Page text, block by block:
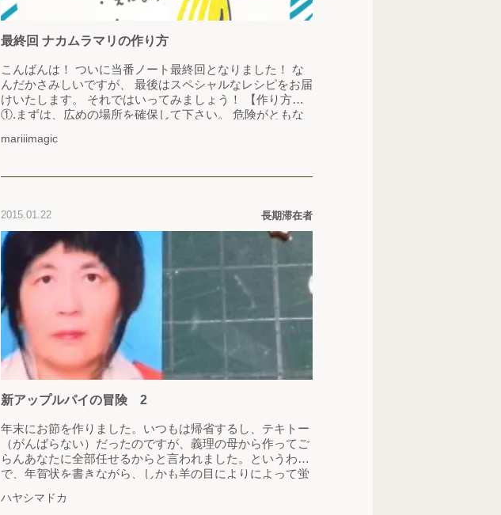
最終回 ナカムラマリの作り方
こんばんは！ ついに当番ノート最終回となりました！ な
んだかさみしいですが、 最後はスペシャルなレシピをお届
けいたします。 それではいってみましょう！ 【作り方】
①.まずは、広めの場所を確保して下さい。 危険がともな
す。 ③.あらゆるスポーツ、青・赤・黄色のものを 穴の中
mariiimagic
2015.01.22 長期滞在者
新アップルパイの冒険 2
年末にお節を作りました。いつもは帰省するし、テキトー
（がんばらない）だったのですが、義理の母から作ってご
らんあなたに全部任せるからと言われました。というわけ
で、年賀状を書きながら、しかも羊の目によりによって蛍
なってしまった目を入れながらであります。 最初に作った
ハヤシマドカ